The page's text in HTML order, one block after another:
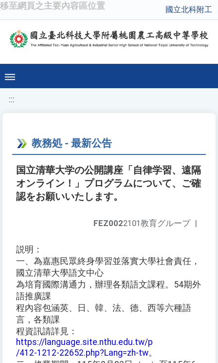
移至網頁之主要內容區位置 國立北科附工
:::
教務処 - 最新公告
国立清華大学の公開講座「自律学習、遠隔
オンライン！」プログラムについて、ご確
認をお願いいたします。
FEZ0022101教育グループ |
説明：
一、為嘉惠民眾終身學習並落實大學社會責任，
國立清華大學語文中心
為培育國際溝通力，辦理各類語文課程。54期外
語推廣課
程內容包涵英、日、韓、法、德、西等六種語
言，各類課
程資訊請詳見：
https://language.site.nthu.edu.tw/p
/412-1212-22652.php?Lang=zh-tw。